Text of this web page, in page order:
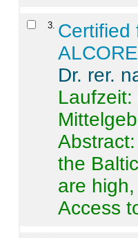
3 Certified
Dr. rer.
Abstract:
the
are
Access